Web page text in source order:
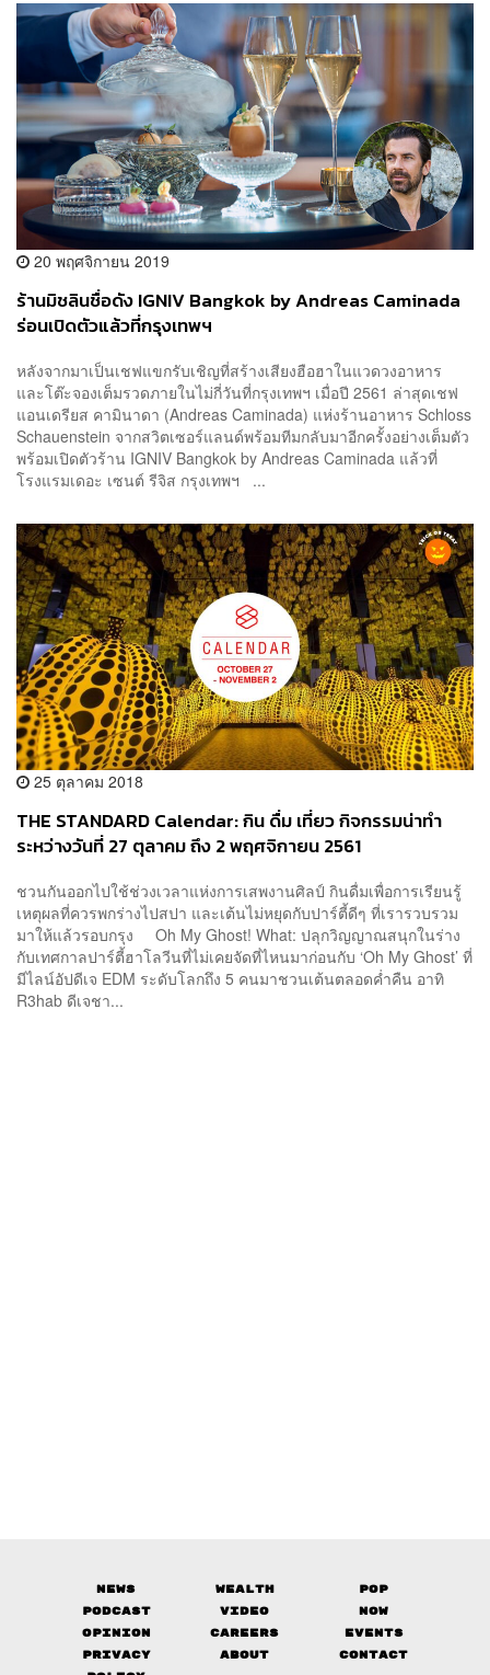
20 พฤศจิกายน 2019
ร้านมิชลินชื่อดัง IGNIV Bangkok by Andreas Caminada
ร่อนเปิดตัวแล้วที่กรุงเทพฯ
หลังจากมาเป็นเชฟแขกรับเชิญที่สร้างเสียงฮือฮาในแวดวงอาหาร
และโต๊ะจองเต็มรวดภายในไม่กี่วันที่กรุงเทพฯ เมื่อปี 2561 ล่าสุดเชฟ
แอนเดรียส คามินาดา (Andreas Caminada) แห่งร้านอาหาร Schloss
Schauenstein จากสวิตเซอร์แลนด์พร้อมทีมกลับมาอีกครั้งอย่างเต็มตัว
พร้อมเปิดตัวร้าน IGNIV Bangkok by Andreas Caminada แล้วที่
โรงแรมเดอะ เซนต์ รีจิส กรุงเทพฯ ...
25 ตุลาคม 2018
THE STANDARD Calendar: กิน ดื่ม เที่ยว กิจกรรมน่าทำ
ระหว่างวันที่ 27 ตุลาคม ถึง 2 พฤศจิกายน 2561
ชวนกันออกไปใช้ช่วงเวลาแห่งการเสพงานศิลป์ กินดื่มเพื่อการเรียนรู้
เหตุผลที่ควรพกร่างไปสปา และเต้นไม่หยุดกับปาร์ตี้ดีๆ ที่เรารวบรวม
มาให้แล้วรอบกรุง Oh My Ghost! What: ปลุกวิญญาณสนุกในร่าง
กับเทศกาลปาร์ตี้ฮาโลวีนที่ไม่เคยจัดที่ไหนมาก่อนกับ ‘Oh My Ghost’ ที่
มีไลน์อัปดีเจ EDM ระดับโลกถึง 5 คนมาชวนเต้นตลอดค่ำคืน อาทิ
R3hab ดีเจชา...
News Wealth
Pop
Podcast
Video
Now
Opinion
Careers
Events
Privacy
About Contact